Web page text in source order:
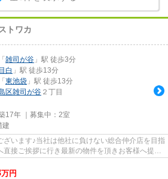
トワカ
「 雑司が谷 」駅 徒歩3分
目白 」駅 徒歩13分
「 東池袋 」駅 徒歩13分
区雑司が谷 ２丁目
17年 ｜募集中： 2室
建
ざいます♪当社は他社に負けない総合仲介店を目指
直接ご挨拶に行き最新の物件を頂きお客様へ提供
万円